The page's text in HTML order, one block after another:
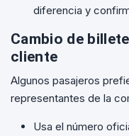
diferencia y
Cambio de
cliente
Algunos pasajeros
representantes de la
Usa el número